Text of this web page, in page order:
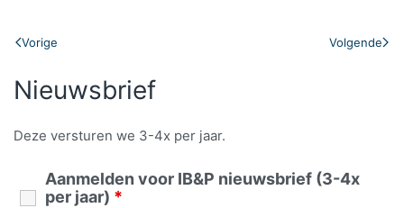
Vorige Volgende
Nieuwsbrief
Deze versturen we 3-4x per jaar.
Aanmelden voor IB&P nieuwsbrief (3-4x
per jaar) *